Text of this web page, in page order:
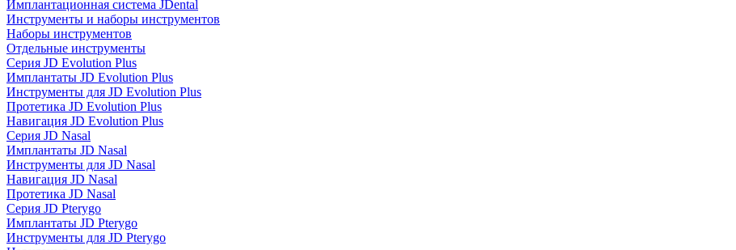
Имплантационная система JDental
Инструменты и наборы инструментов
Наборы инструментов
Отдельные инструменты
Серия JD Evolution Plus
Имплантаты JD Evolution Plus
Инструменты для JD Evolution Plus
Протетика JD Evolution Plus
Навигация JD Evolution Plus
Серия JD Nasal
Имплантаты JD Nasal
Инструменты для JD Nasal
Навигация JD Nasal
Протетика JD Nasal
Серия JD Pterygo
Имплантаты JD Pterygo
Инструменты для JD Pterygo